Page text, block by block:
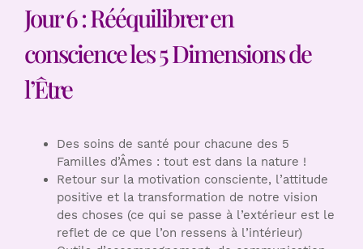
Jour 6 : Rééquilibrer en
conscience les 5 Dimensions de
l’Être
Des soins de santé pour chacune des 5
Familles d’Âmes : tout est dans la nature !
Retour sur la motivation consciente, l’attitude
positive et la transformation de notre vision
des choses (ce qui se passe à l’extérieur est le
reflet de ce que l’on ressens à l’intérieur)